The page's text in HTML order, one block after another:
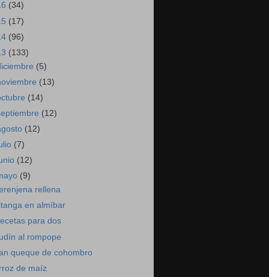
(34)
(17)
(96)
(133)
(5)
(13)
(14)
(12)
(12)
(7)
(12)
(9)
rellena
en almíbar
para dos
al rompope
queque de cohombro
de maíz